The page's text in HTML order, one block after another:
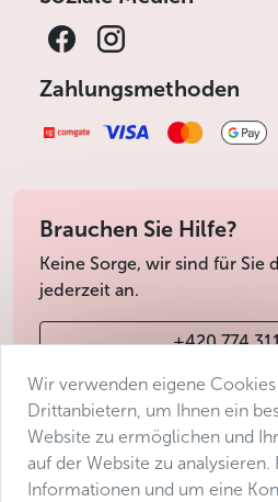
Zahlungsmethoden
Brauchen Sie Hilfe?
Keine Sorge, wir sind für Sie
jederzeit an.
+420 774
Geschäftsbedingungen
Wir verwenden eigene
Drittanbietern, um Ihnen ein
Website zu ermöglichen und
auf der Website zu analysieren.
Informationen und um eine